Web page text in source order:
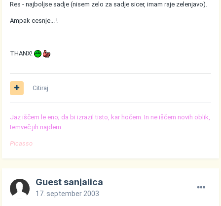
Res - najboljse sadje (nisem zelo za sadje sicer, imam raje zelenjavo).
Ampak cesnje... !
THANX!
Citiraj
Jaz iščem le eno; da bi izrazil tisto, kar hočem. In ne iščem novih oblik,
temveč jih najdem.
Picasso
Guest sanjalica
17. september 2003